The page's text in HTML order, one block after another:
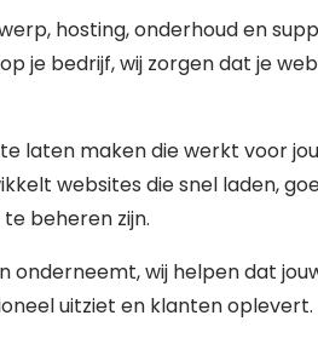
hosting, onderhoud en
je bedrijf, wij zorgen dat je
laten maken die werkt voor
websites die snel laden,
beheren zijn.
onderneemt, wij helpen dat
uitziet en klanten oplevert.